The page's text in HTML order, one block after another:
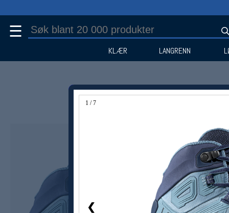
1 / 7
❮
☰
KLÆR LANGRENN
Medlem -25%